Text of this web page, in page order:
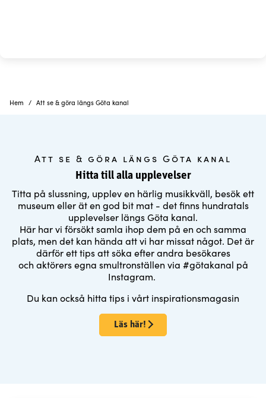
Hem Att se & göra längs Göta kanal
Att se & göra längs Göta kanal
Hitta till alla upplevelser
Titta på slussning, upplev en härlig musikkväll, besök ett
museum eller ät en god bit mat - det finns hundratals
upplevelser längs Göta kanal.
Här har vi försökt samla ihop dem på en och samma
plats, men det kan hända att vi har missat något. Det är
därför ett tips att söka efter andra besökares
och aktörers egna smultronställen via #götakanal på
Instagram.
Du kan också hitta tips i vårt inspirationsmagasin
Läs här!